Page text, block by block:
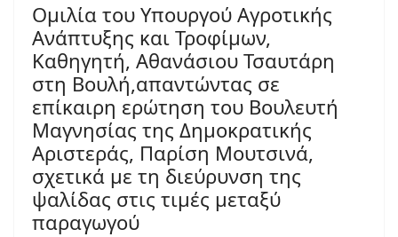
Ομιλία του Υπουργού Αγροτικής
Ανάπτυξης και Τροφίμων,
Καθηγητή, Αθανάσιου Τσαυτάρη
στη Βουλή,απαντώντας σε
επίκαιρη ερώτηση του Βουλευτή
Μαγνησίας της Δημοκρατικής
Αριστεράς, Παρίση Μουτσινά,
σχετικά με τη διεύρυνση της
ψαλίδας στις τιμές μεταξύ
παραγωγού